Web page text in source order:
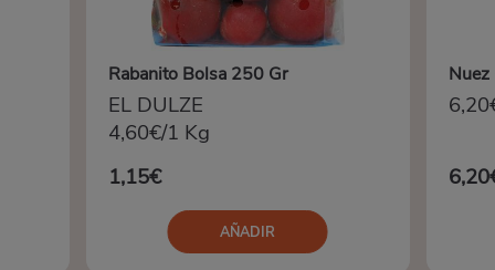
Rabanito Bolsa 250 Gr
EL DULZE
4,60€/1 Kg
1,15€
AÑADIR
Nuez